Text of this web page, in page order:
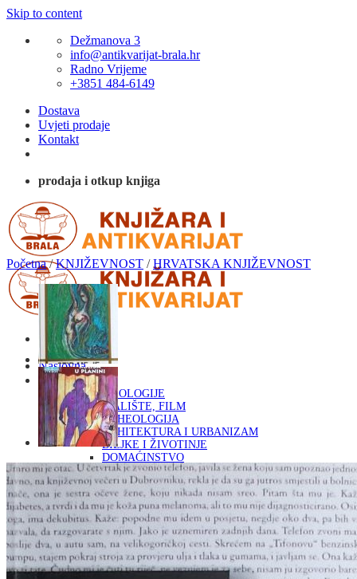
Skip to content
Dežmanova 3
info@antikvarijat-brala.hr
Radno Vrijeme
+3851 484-6149
Dostava
Uvjeti prodaje
Kontakt
prodaja i otkup knjiga
Naslovna
KNJIGE
OD ARHEOLOGIJE
DO KAZALIŠTE, FILM
ARHEOLOGIJA
ARHITEKTURA I URBANIZAM
BILJKE I ŽIVOTINJE
DOMAĆINSTVO
ENCIKLOPEDIJE I LEKSIKONI
ETNOLOGIJA
FILOZOFIJA, SOCIOLOGIJA, ANTROPOLOGIJA
FOTOGRAFIJA
GLAZBENA UMJETNOST
KAZALIŠTE, FILM
OD KNJIŽEVNOST
DO RELIGIJA
KNJIŽEVNOST
Početna / KNJIŽEVNOST / HRVATSKA KNJIŽEVNOST